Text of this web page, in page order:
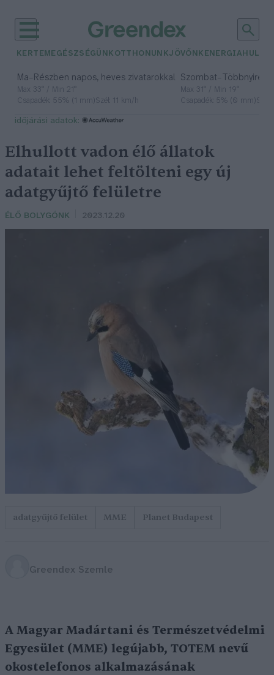
KERTEM EGÉSZSÉGÜNK OTTHONUNKJÖVŐNK ENERGIA
Ma– Részben napos, heves zivatarokkal
Max 33° / Min 21°
Csapadék: 55% (1 mm)Szél: 11 km/h
Szombat– Többnyire
Max 31° / Min 19°
Csapadék: 5% (0 mm)
időjárási adatok:
Elhullott vadon élő állatok
adatait lehet feltölteni egy új
adatgyűjtő felületre
ÉLŐ BOLYGÓNK 2023.12.20
adatgyűjtő felület MME Planet Budapest
Greendex Szemle
A Magyar Madártani és Természetvédelmi
Egyesület (MME) legújabb, TOTEM nevű
okostelefonos alkalmazásának